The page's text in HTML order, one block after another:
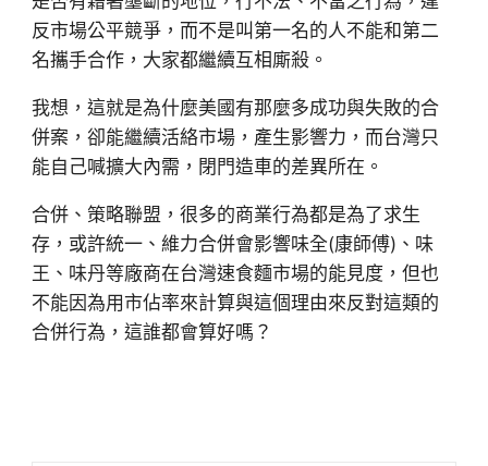
反市場公平競爭，而不是叫第一名的人不能和第二
名攜手合作，大家都繼續互相廝殺。
我想，這就是為什麼美國有那麼多成功與失敗的合
併案，卻能繼續活絡市場，產生影響力，而台灣只
能自己喊擴大內需，閉門造車的差異所在。
合併、策略聯盟，很多的商業行為都是為了求生
存，或許統一、維力合併會影響味全(康師傅)、味
王、味丹等廠商在台灣速食麵市場的能見度，但也
不能因為用市佔率來計算與這個理由來反對這類的
合併行為，這誰都會算好嗎？